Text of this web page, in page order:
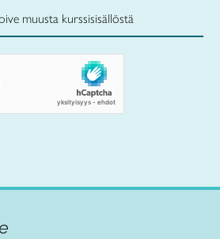
muusta kurssisisällöstä